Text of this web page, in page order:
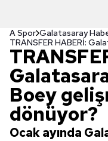
A Spor Galatasaray
Boey
dönüyor?
Ocak ayında